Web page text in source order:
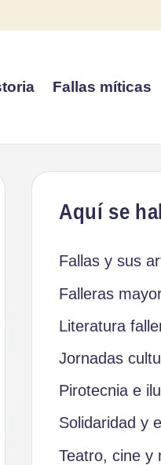
Fallas míticas
Aquí se
Fallas y sus
Falleras
Literatura
Jornadas
Pirotecnia e
Solidaridad y
Teatro, cine y